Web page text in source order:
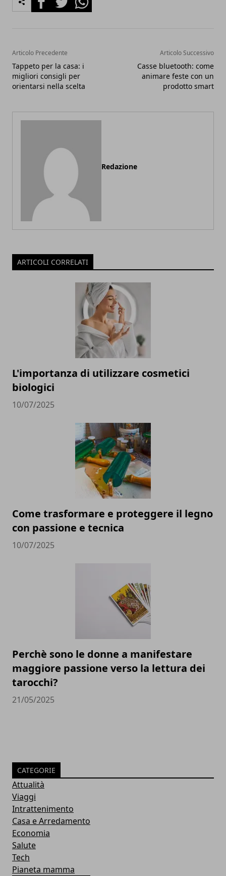
Articolo Precedente
Tappeto per la casa: i
migliori consigli per
orientarsi nella scelta
Articolo Successivo
Casse bluetooth: come
animare feste con un
prodotto smart
Redazione
ARTICOLI CORRELATI
L'importanza di utilizzare cosmetici
biologici
10/07/2025
Come trasformare e proteggere il legno
con passione e tecnica
10/07/2025
Perchè sono le donne a manifestare
maggiore passione verso la lettura dei
tarocchi?
21/05/2025
CATEGORIE
Attualità
Viaggi
Intrattenimento
Casa e Arredamento
Economia
Salute
Tech
Pianeta mamma